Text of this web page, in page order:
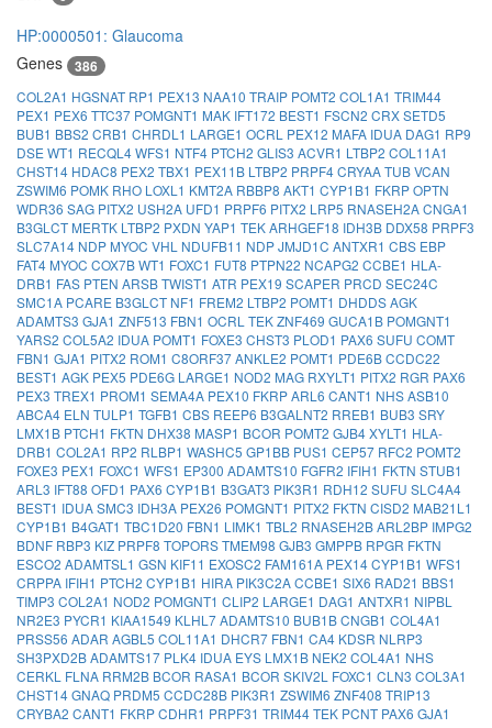
HP:0000501: Glaucoma
Genes
386
COL2A1 HGSNAT RP1 PEX13 NAA10 TRAIP POMT2 COL1A1 TRIM44
PEX1 PEX6 TTC37 POMGNT1 MAK IFT172 BEST1 FSCN2 CRXSETD5
BUB1 BBS2 CRB1 CHRDL1 LARGE1 OCRL PEX12 MAFA IDUA DAG1 RP9
DSE WT1 RECQL4WFS1 NTF4 PTCH2 GLIS3 ACVR1 LTBP2 COL11A1
CHST14 HDAC8 PEX2 TBX1 PEX11B LTBP2 PRPF4CRYAATUBVCAN
ZSWIM6 POMK RHO LOXL1 KMT2A RBBP8 AKT1 CYP1B1 FKRPOPTN
WDR36 SAG PITX2 USH2A UFD1 PRPF6 PITX2 LRP5 RNASEH2ACNGA1
B3GLCT MERTK LTBP2 PXDN YAP1 TEKARHGEF18 IDH3B DDX58 PRPF3
SLC7A14 NDP MYOC VHL NDUFB11 NDPJMJD1C ANTXR1 CBS EBP
FAT4 MYOC COX7BWT1 FOXC1 FUT8 PTPN22 NCAPG2 CCBE1 HLA-
DRB1 FAS PTEN ARSBTWIST1 ATR PEX19 SCAPER PRCD SEC24C
SMC1A PCARE B3GLCT NF1 FREM2 LTBP2 POMT1 DHDDSAGK
ADAMTS3 GJA1 ZNF513 FBN1 OCRL TEKZNF469 GUCA1B POMGNT1
YARS2 COL5A2 IDUA POMT1 FOXE3 CHST3 PLOD1 PAX6 SUFU COMT
FBN1 GJA1 PITX2 ROM1 C8ORF37ANKLE2 POMT1 PDE6BCCDC22
BEST1 AGK PEX5 PDE6G LARGE1 NOD2 MAG RXYLT1 PITX2 RGR PAX6
PEX3 TREX1 PROM1 SEMA4A PEX10 FKRPARL6 CANT1 NHSASB10
ABCA4 ELN TULP1 TGFB1 CBS REEP6 B3GALNT2 RREB1 BUB3 SRY
LMX1B PTCH1 FKTN DHX38 MASP1 BCOR POMT2 GJB4XYLT1 HLA-
DRB1 COL2A1 RP2 RLBP1 WASHC5 GP1BB PUS1 CEP57 RFC2 POMT2
FOXE3 PEX1 FOXC1 WFS1 EP300 ADAMTS10 FGFR2 IFIH1 FKTN STUB1
ARL3 IFT88 OFD1 PAX6 CYP1B1 B3GAT3 PIK3R1 RDH12 SUFU SLC4A4
BEST1 IDUASMC3 IDH3A PEX26 POMGNT1 PITX2 FKTN CISD2 MAB21L1
CYP1B1 B4GAT1 TBC1D20 FBN1 LIMK1 TBL2 RNASEH2BARL2BP IMPG2
BDNF RBP3 KIZ PRPF8 TOPORSTMEM98 GJB3 GMPPB RPGR FKTN
ESCO2 ADAMTSL1 GSN KIF11 EXOSC2 FAM161A PEX14CYP1B1 WFS1
CRPPA IFIH1 PTCH2 CYP1B1 HIRA PIK3C2ACCBE1 SIX6 RAD21 BBS1
TIMP3 COL2A1 NOD2 POMGNT1 CLIP2 LARGE1 DAG1 ANTXR1 NIPBL
NR2E3 PYCR1 KIAA1549 KLHL7ADAMTS10 BUB1BCNGB1 COL4A1
PRSS56 ADAR AGBL5 COL11A1 DHCR7 FBN1 CA4 KDSR NLRP3
SH3PXD2BADAMTS17 PLK4 IDUA EYS LMX1B NEK2 COL4A1 NHS
CERKL FLNA RRM2B BCOR RASA1 BCOR SKIV2L FOXC1 CLN3 COL3A1
CHST14GNAQ PRDM5 CCDC28B PIK3R1 ZSWIM6 ZNF408 TRIP13
CRYBA2 CANT1 FKRPCDHR1 PRPF31 TRIM44TEK PCNT PAX6 GJA1